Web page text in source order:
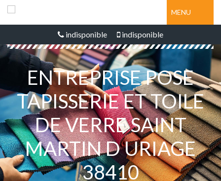
MENU
indisponible indisponible
ENTREPRISE POSE
TAPISSERIE ET TOILE
DE VERRE SAINT
MARTIN D URIAGE
38410